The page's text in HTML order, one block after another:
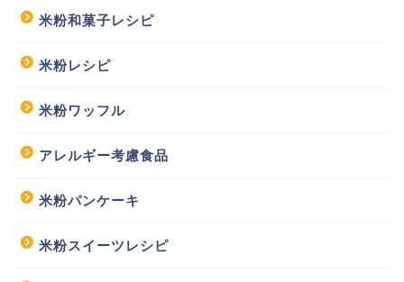
米粉和菓子レシピ
米粉レシピ
米粉ワッフル
アレルギー考慮食品
米粉パンケーキ
米粉スイーツレシピ